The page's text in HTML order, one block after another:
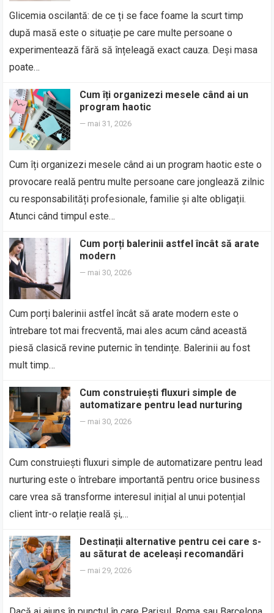
Glicemia oscilantă: de ce ți se face foame la scurt timp
după masă este o situație pe care multe persoane o
experimentează fără să înțeleagă exact cauza. Deși masa
poate…
Cum îți organizezi mesele când ai un
program haotic
— mai 31, 2026
Cum îți organizezi mesele când ai un program haotic este o
provocare reală pentru multe persoane care jonglează zilnic
cu responsabilități profesionale, familie și alte obligații.
Atunci când timpul este…
Cum porți balerinii astfel încât să arate
modern
— mai 30, 2026
Cum porți balerinii astfel încât să arate modern este o
întrebare tot mai frecventă, mai ales acum când această
piesă clasică revine puternic în tendințe. Balerinii au fost
mult timp…
Cum construiești fluxuri simple de
automatizare pentru lead nurturing
— mai 30, 2026
Cum construiești fluxuri simple de automatizare pentru lead
nurturing este o întrebare importantă pentru orice business
care vrea să transforme interesul inițial al unui potențial
client într-o relație reală și,…
Destinații alternative pentru cei care s-
au săturat de aceleași recomandări
— mai 29, 2026